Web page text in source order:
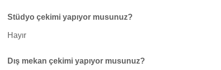
Stüdyo çekimi yapıyor musunuz?
Hayır
Dış mekan çekimi yapıyor musunuz?